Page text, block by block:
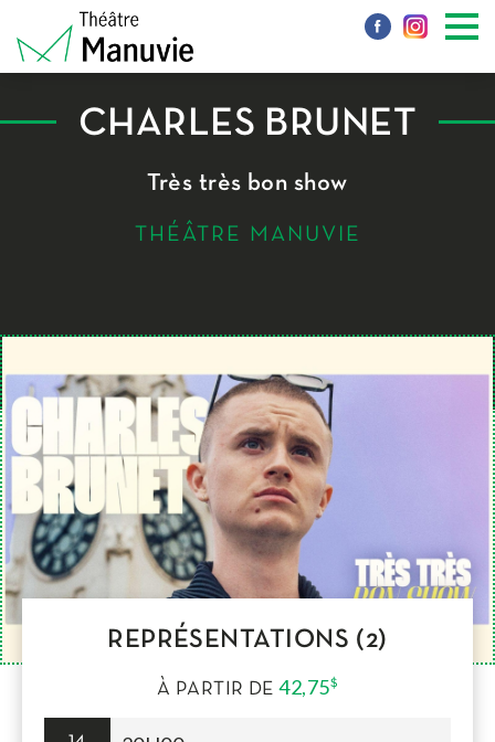
CHARLES BRUNET
Très très bon show
THÉÂTRE MANUVIE
REPRÉSENTATIONS (2)
À PARTIR DE42,75$